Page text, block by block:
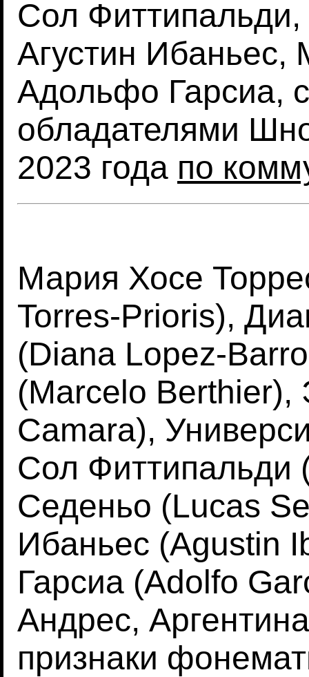
Сол
Агустин Ибаньес,
Адольфо Гарсиа,
обладателями
2023 года по
Мария Хосе
Torres-Prioris),
(Diana Lopez-
(Marcelo
Camara),
Сол Фиттипальди
Седеньо (Lucas
Ибаньес (Agustin
Гарсиа (Adolfo
Андрес,
признаки